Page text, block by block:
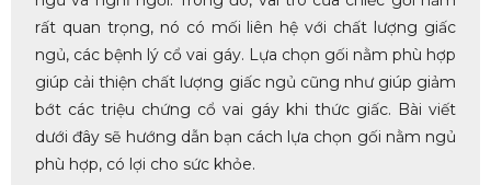
rất quan trọng, nó có mối liên hệ với chất lượng giấc
ngủ, các bệnh lý cổ vai gáy. Lựa chọn gối nằm phù hợp
giúp cải thiện chất lượng giấc ngủ cũng như giúp giảm
bớt các triệu chứng cổ vai gáy khi thức giấc. Bài viết
dưới đây sẽ hướng dẫn bạn cách lựa chọn gối nằm ngủ
phù hợp, có lợi cho sức khỏe.